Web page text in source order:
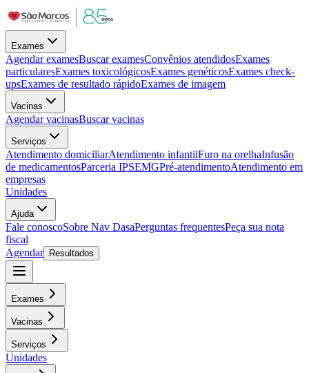
Exames
Agendar examesBuscar examesConvênios atendidosExames
particularesExames toxicológicosExames genéticosExames check-
upsExames de resultado rápidoExames de imagem
Vacinas
Agendar vacinasBuscar vacinas
Serviços
Atendimento domiciliarAtendimento infantilFuro na orelhaInfusão
de medicamentosParceria IPSEMGPré-atendimentoAtendimento em
empresas
Unidades
Ajuda
Fale conoscoSobre Nav DasaPerguntas frequentesPeça sua nota
fiscal
Agendar
Resultados
Exames
Vacinas
Serviços
Unidades